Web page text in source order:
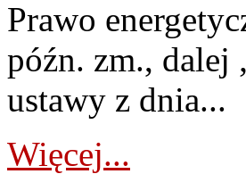
Prawo
późn. zm., dalej
ustawy z dnia...
Więcej...